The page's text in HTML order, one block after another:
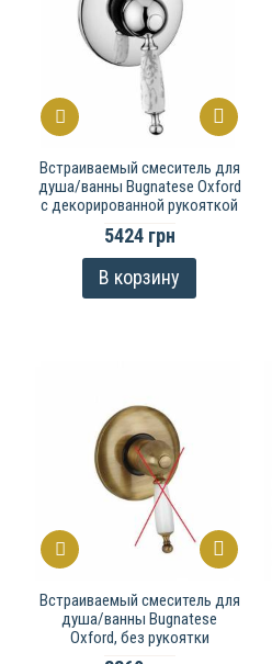
Встраиваемый смеситель для
душа/ванны Bugnatese Oxford
с декорированной рукояткой
5424 грн
В корзину
Встраиваемый смеситель для
душа/ванны Bugnatese
Oxford, без рукоятки